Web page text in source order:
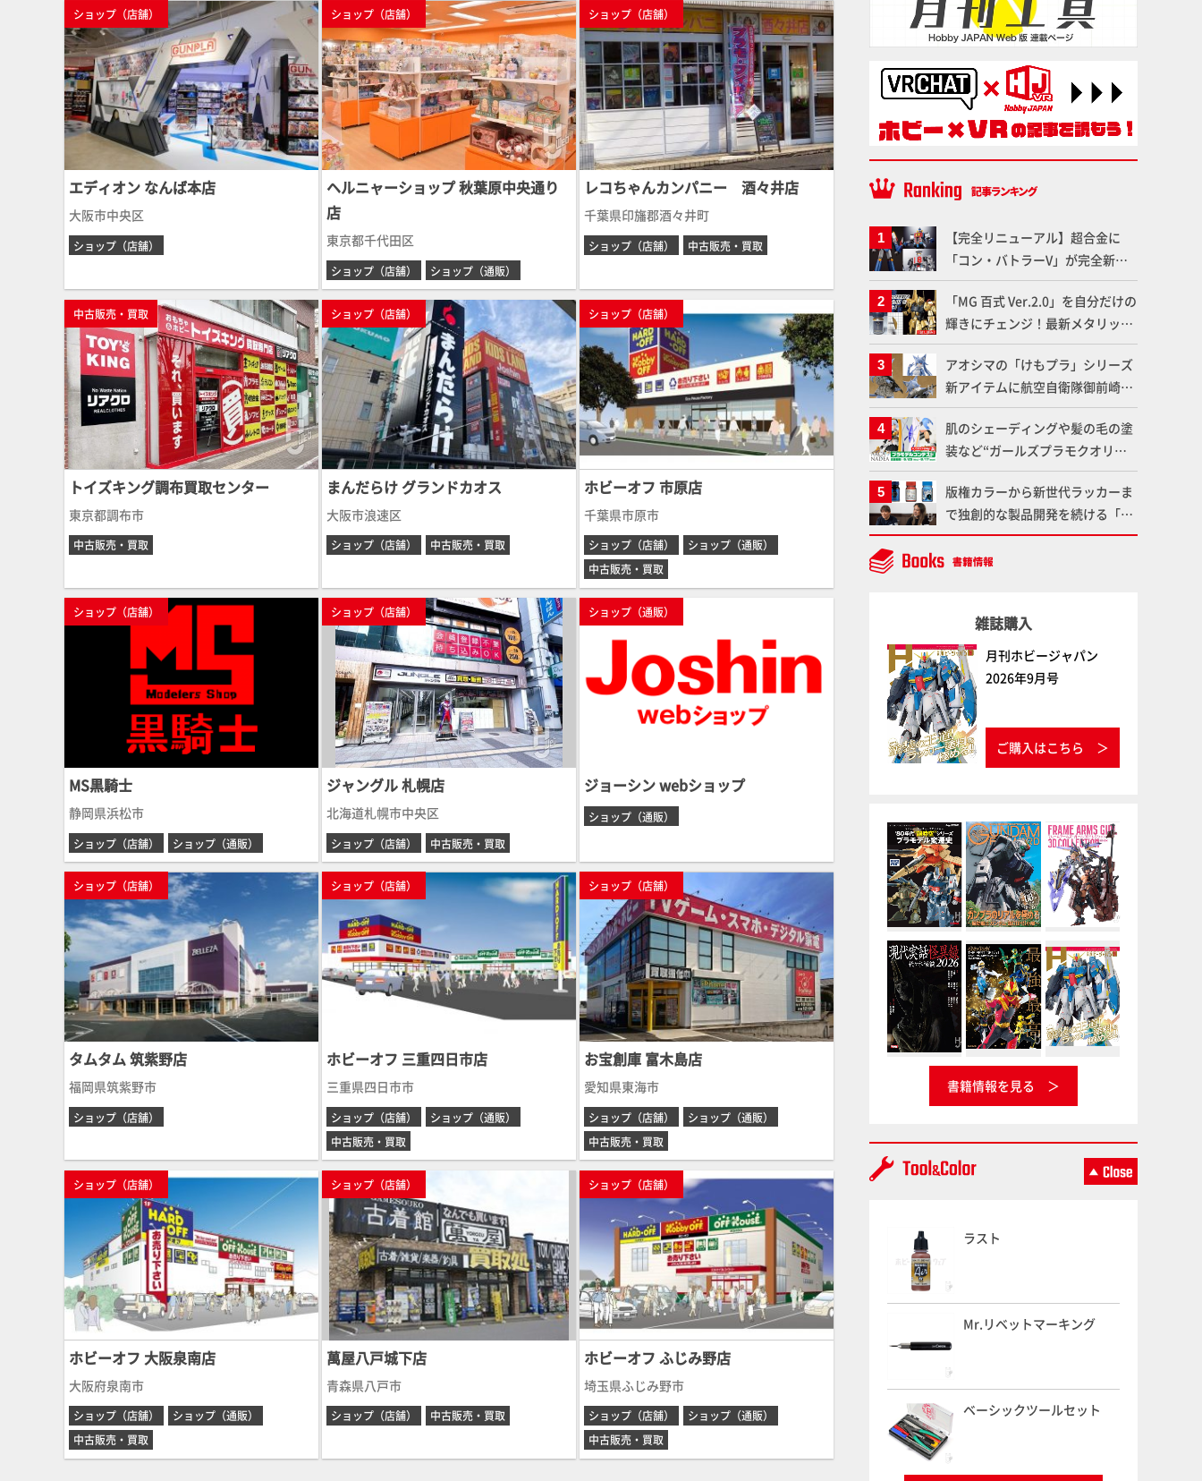
ショップ（店舗）
エディオン なんば本店
大阪市中央区
ショップ（店舗）
ショップ（店舗）
ヘルニャーショップ 秋葉原中央通り
店
東京都千代田区
ショップ（店舗） ショップ（通販）
ショップ（店舗）
レコちゃんカンパニー 酒々井店
千葉県印旛郡酒々井町
ショップ（店舗） 中古販売・買取
中古販売・買取
トイズキング調布買取センター
東京都調布市
中古販売・買取
ショップ（店舗）
まんだらけ グランドカオス
大阪市浪速区
ショップ（店舗） 中古販売・買取
ショップ（店舗）
ホビーオフ 市原店
千葉県市原市
ショップ（店舗）
ショップ（通販）
中古販売・買取
ショップ（店舗）
MS黒騎士
静岡県浜松市
ショップ（店舗） ショップ（通販）
ショップ（店舗）
ジャングル 札幌店
北海道札幌市中央区
ショップ（店舗） 中古販売・買取
ショップ（通販）
ジョーシン webショップ
ショップ（通販）
ショップ（店舗）
タムタム 筑紫野店
福岡県筑紫野市
ショップ（店舗）
ショップ（店舗）
ホビーオフ 三重四日市店
三重県四日市市
ショップ（店舗）
ショップ（通販）
中古販売・買取
ショップ（店舗）
お宝創庫 富木島店
愛知県東海市
ショップ（店舗）
ショップ（通販）
中古販売・買取
ショップ（店舗）
ホビーオフ 大阪泉南店
大阪府泉南市
ショップ（店舗）
ショップ（通販）
中古販売・買取
ショップ（店舗）
萬屋八戸城下店
青森県八戸市
ショップ（店舗） 中古販売・買取
ショップ（店舗）
ホビーオフ ふじみ野店
埼玉県ふじみ野市
ショップ（店舗）
ショップ（通販）
中古販売・買取
【完全リニューアル】超合金に
「コン・バトラーV」が完全新規
造形で登場！気になる仕様を試作
品の撮り下ろしでご紹介!!さらに
「大鉄人17」＆「ワンエイト」セ
ット情報もお届け！【超合金の
魂】
「MG 百式 Ver.2.0」を自分だけの
輝きにチェンジ！最新メタリック
塗料を使ってより金属感を増した
仕上がりに!!【試し読み】
アオシマの「けもプラ」シリーズ
新アイテムに航空自衛隊御前崎分
屯基地の公式キャラクターとして
誕生した「おまねこ」が着任！け
もプラ公式サイト限定版と通常版
の2ラインで発売！
肌のシェーディングや髪の毛の塗
装など“ガールズプラモクオリテ
ィアップ術”で仕上げる！カスタ
ム作例「白騎士ソフィエラ」が完
成！【「アルカナディアプラモデ
ルコンテスト」～8月17日（月）
11:59まで応募受付中】
版権カラーから新世代ラッカーま
で独創的な製品開発を続ける「ガ
イアノーツ」に塗料開発の裏側と
ラッカー塗料の未来についてイン
雑誌購入
月刊ホビージャパン
2026年9月号
ご購入はこちら
書籍情報を見る
ラスト
Mr.リベットマーキング
ベーシックツールセット